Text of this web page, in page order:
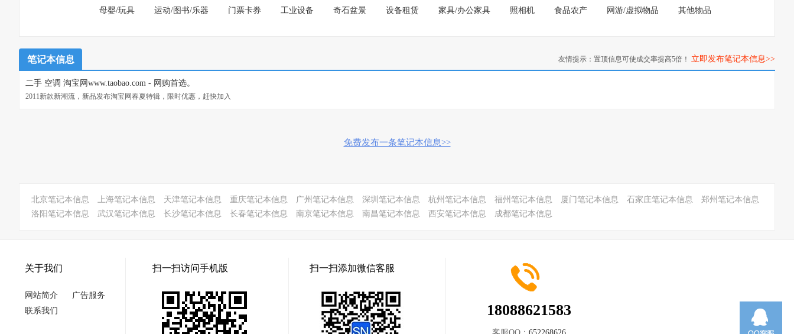
母婴/玩具 运动/图书/乐器 门票卡券 工业设备 奇石盆景 设备租赁 家具/办公家具 照相机 食品农产 网游/虚拟物品 其他物品
笔记本信息 友情提示：置顶信息可使成交率提高5倍！ 立即发布笔记本信息>>
二手 空调 淘宝网www.taobao.com - 网购首选。
2011新款新潮流，新品发布淘宝网春夏特辑，限时优惠，赶快加入
免费发布一条笔记本信息>>
北京笔记本信息 上海笔记本信息 天津笔记本信息 重庆笔记本信息 广州笔记本信息 深圳笔记本信息 杭州笔记本信息 福州笔记本信息 厦门笔记本信息 石家庄笔记本信息
郑州笔记本信息
洛阳笔记本信息
武汉笔记本信息 长沙笔记本信息 长春笔记本信息 南京笔记本信息 南昌笔记本信息 西安笔记本信息 成都笔记本信息
关于我们
网站简介
广告服务
联系我们
扫一扫访问手机版 扫一扫添加微信客服
18088621583